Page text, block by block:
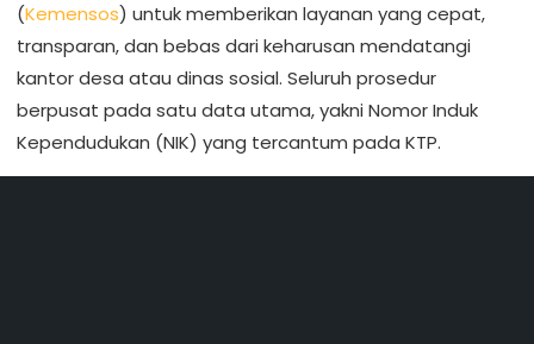
(Kemensos) untuk memberikan layanan yang cepat,
transparan, dan bebas dari keharusan mendatangi
kantor desa atau dinas sosial. Seluruh prosedur
berpusat pada satu data utama, yakni Nomor Induk
Kependudukan (NIK) yang tercantum pada KTP.